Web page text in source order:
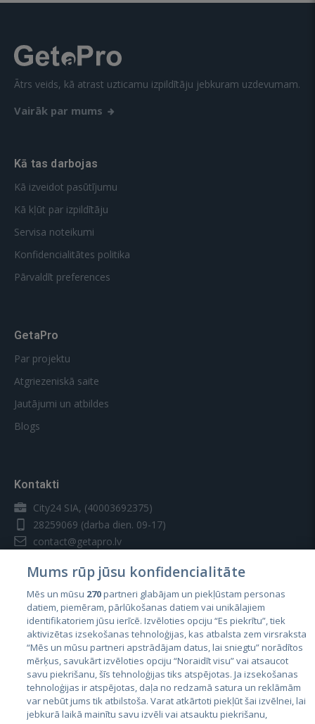
Ātrs veids, kā atrast uzticamu izpildītāju jebkuram uzdevumam.
Vairāk par mums
Kā tas darbojas
Kā izveidot pasūtījumu
Kā kļūt par izpildītāju
Servisa noteikumi
Konfidencialitātes politika
Pārvaldīt preferences
GetaPro
Par projektu
Atgriezeniskā saite
Jautājumi un atbildes
Blogs
Kontakti
City24 SIA, (40003692375)
28259069 (darba dien. 09-17)
contact@getapro.lv
Valstis
Igaunija
Latvija
Lietuva
Mums rūp jūsu konfidencialitāte
Mēs un mūsu 270partneri glabājam un piekļūstam personas
datiem, piemēram, pārlūkošanas datiem vai unikālajiem
identifikatoriem jūsu ierīcē. Izvēloties opciju “Es piekrītu”, tiek
aktivizētas izsekošanas tehnoloģijas, kas atbalsta zem virsraksta
“Mēs un mūsu partneri apstrādājam datus, lai sniegtu” norādītos
mērķus, savukārt izvēloties opciju “Noraidīt visu” vai atsaucot
savu piekrišanu, šīs tehnoloģijas tiks atspējotas. Ja izsekošanas
tehnoloģijas ir atspējotas, daļa no redzamā satura un reklāmām
var nebūt jums tik atbilstoša. Varat atkārtoti piekļūt šai izvēlnei, lai
jebkurā laikā mainītu savu izvēli vai atsauktu piekrišanu,